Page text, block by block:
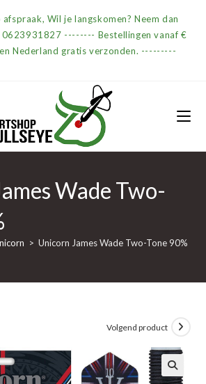
Wil je langskomen? Neem dan
-------- Bestellingen vanaf €
Nederland gratis verzonden. ---------
Wade Two-
> Unicorn James Wade Two-Tone 90%
Volgend product